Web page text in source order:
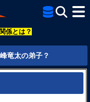
係とは？
竜太の弟子？